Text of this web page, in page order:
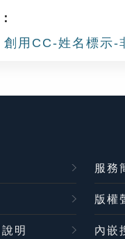
創用CC-姓名標示-
服務
版權
明 內嵌